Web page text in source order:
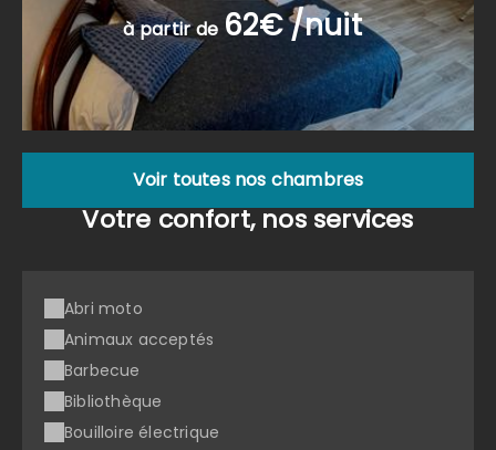
à partir de 62€ /nuit
Voir toutes nos chambres
Votre confort, nos services
Abri moto
Animaux acceptés
Barbecue
Bibliothèque
Bouilloire électrique